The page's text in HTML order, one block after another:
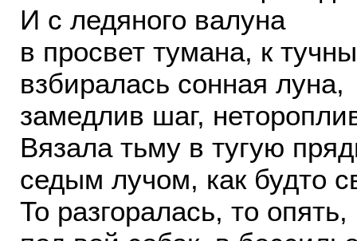
И с ледяного валуна
в просвет тумана, к
взбиралась сонная луна,
замедлив шаг,
Вязала тьму в тугую
седым лучом, как будто
То разгоралась, то опять,